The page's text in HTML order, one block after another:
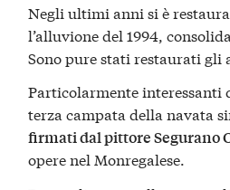
Negli ultimi anni si è
l’alluvione del 1994,
Sono pure stati restaurati gli
Particolarmente interessanti
terza campata della navata
firmati dal pittore Segurano
opere nel Monregalese.